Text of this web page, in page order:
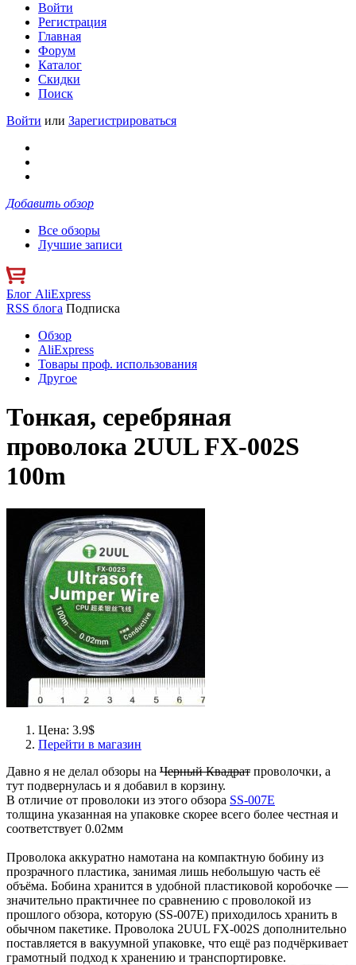
Войти
Регистрация
Главная
Форум
Каталог
Скидки
Поиск
Войти или Зарегистрироваться
Добавить обзор
Все обзоры
Лучшие записи
Блог AliExpress
RSS блога Подписка
Обзор
AliExpress
Товары проф. использования
Другое
Тонкая, серебряная
проволока 2UUL FX-002S
100m
Цена: 3.9$
Перейти в магазин
Давно я не делал обзоры на Черный Квадрат проволочки, а
тут подвернулась и я добавил в корзину.
В отличие от проволоки из этого обзора SS-007E
толщина указанная на упаковке скорее всего более честная и
соответствует 0.02мм
Проволока аккуратно намотана на компактную бобину из
прозрачного пластика, занимая лишь небольшую часть её
объёма. Бобина хранится в удобной пластиковой коробочке —
значительно практичнее по сравнению с проволокой из
прошлого обзора, которую (SS-007E) приходилось хранить в
обычном пакетике. Проволока 2UUL FX-002S дополнительно
поставляется в вакуумной упаковке, что ещё раз подчёркивает
грамотный подход к хранению и транспортировке.